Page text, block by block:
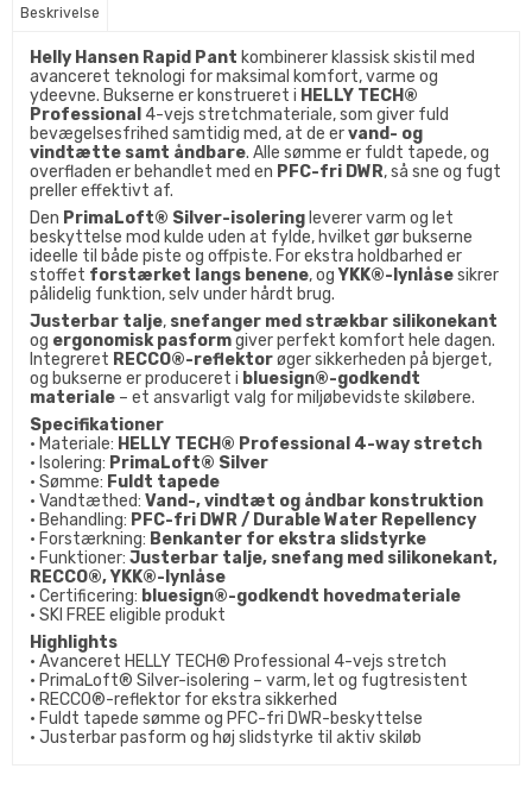
Beskrivelse
Helly Hansen Rapid Pant kombinerer klassisk skistil med
avanceret teknologi for maksimal komfort, varme og
ydeevne. Bukserne er konstrueret i HELLY TECH®
Professional 4-vejs stretchmateriale, som giver fuld
bevægelsesfrihed samtidig med, at de ervand- og
vindtætte samt åndbare. Alle sømme er fuldt tapede, og
overfladen er behandlet med en PFC-fri DWR, så sne og fugt
preller effektivt af.
Den PrimaLoft® Silver-isolering leverer varm og let
beskyttelse mod kulde uden at fylde, hvilket gør bukserne
ideelle til både piste og offpiste. For ekstra holdbarhed er
stoffet forstærket langs benene, ogYKK®-lynlåsesikrer
pålidelig funktion, selv under hårdt brug.
Justerbar talje, snefanger med strækbar silikonekant
og ergonomisk pasformgiver perfekt komfort hele dagen.
Integreret RECCO®-reflektorøger sikkerheden på bjerget,
og bukserne er produceret i bluesign®-godkendt
materiale – et ansvarligt valg for miljøbevidste skiløbere.
Specifikationer
• Materiale: HELLY TECH® Professional 4-way stretch
• Isolering: PrimaLoft® Silver
• Sømme: Fuldt tapede
• Vandtæthed: Vand-, vindtæt og åndbar konstruktion
• Behandling: PFC-fri DWR / Durable Water Repellency
• Forstærkning: Benkanter for ekstra slidstyrke
• Funktioner: Justerbar talje, snefang med silikonekant,
RECCO®, YKK®-lynlåse
• Certificering: bluesign®-godkendt hovedmateriale
• SKI FREE eligible produkt
Highlights
• Avanceret HELLY TECH® Professional 4-vejs stretch
• PrimaLoft® Silver-isolering – varm, let og fugtresistent
• RECCO®-reflektor for ekstra sikkerhed
• Fuldt tapede sømme og PFC-fri DWR-beskyttelse
• Justerbar pasform og høj slidstyrke til aktiv skiløb